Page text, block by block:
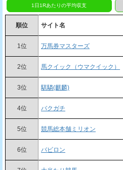
1日1Rあたりの平均収支
順位 サイト名
1位 万馬券マスターズ
2位 馬クイック（ウマクイック）
3位 騏驎(麒麟)
4位 バクガチ
5位 競馬総本舗ミリオン
6位 バビロン